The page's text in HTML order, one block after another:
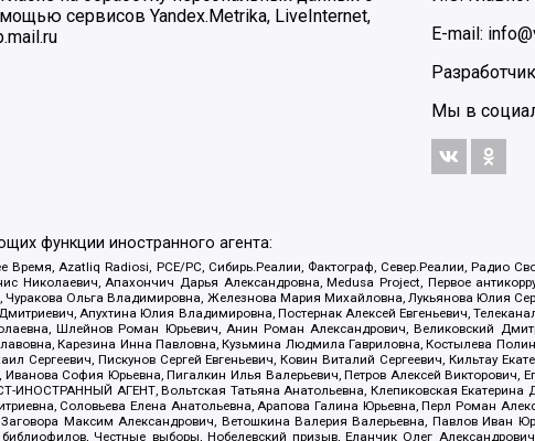
сервисов Yandex.Metrika, LiveInternet,
E-mail:
Мы в
функции иностранного агента:
Azatliq Radiosi, PCE/PC, Сибирь.Реалии, Фактограф, Север.Реалии, Радио
Николаевич, Апахончич Дарья Александровна, Medusa Project, Первое
Ольга Владимировна, Железнова Мария Михайловна, Лукьянова Юлия
Апухтина Юлия Владимировна, Постернак Алексей Евгеньевич,
Шлейнов Роман Юрьевич, Анин Роман Александрович, Великовский
Карезина Инна Павловна, Кузьмина Людмила Гавриловна, Костылева
Пискунов Сергей Евгеньевич, Ковин Виталий Сергеевич, Кильтау
София Юрьевна, Пигалкин Илья Валерьевич, Петров Алексей Викторович,
ИНОСТРАННЫЙ АГЕНТ, Вольтская Татьяна Анатольевна, Клепиковская
Соловьева Елена Анатольевна, Арапова Галина Юрьевна, Перл Роман
Максим Александрович, Ветошкина Валерия Валерьевна, Павлов Иван
Честные выборы, Нобелевский призыв, Еланчик Олег